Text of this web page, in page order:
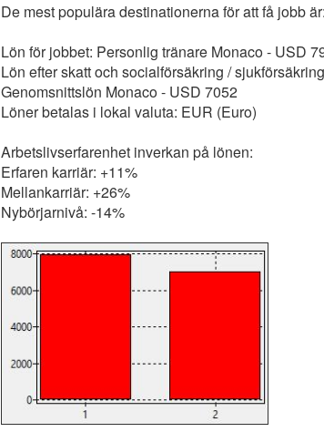
De mest populära destinationerna för att få jobb
Lön för jobbet: Personlig tränare Monaco - USD
Lön efter skatt och socialförsäkring /
Genomsnittslön Monaco - USD 7052
Löner betalas i lokal valuta: EUR (Euro)
Arbetslivserfarenhet inverkan på lönen:
Erfaren karriär: +11%
Mellankarriär: +26%
Nybörjarnivå: -14%